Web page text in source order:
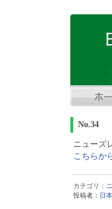
No.34
ニューズ
こちらか
カテゴリ：
投稿者： 日